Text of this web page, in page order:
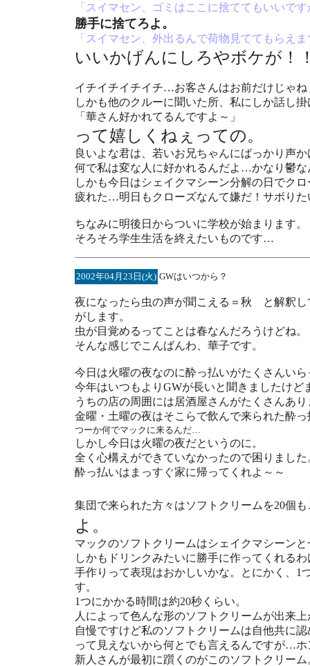
「スイマセン、ゴミはここに捨ててもいいで
勝手に捨てろよ。
「スイマセン、外出るんで荷物見ててもらえ
いいかげんにしろやボケが！
イチイチイチイチ…お客さんはお前だけじゃね
しかも他のクルーに聞いた所、私にしか話し
「華さん好かれてるんですよ～」
って嬉しくねぇっての。
良いよな君は、若いお兄ちゃんにばっかり声
何で私は変な人に好かれるんだよ…かなり鬱な
しかも今日はシェイクマシーン分解の日でク
疲れた…明日もクローズなんて嫌だ！サボり
ちなみに明後日からついに学校が始まります。
そろそろ学生生活を終えたいものです…
2002年04月23日(火) GWはいつから？
夜になったら虫の声が聞こえる＝秋 と解釈し
がします。
虫が目覚めるってことは春なんだろうけどね。
そんな感じでこんばんわ、華子です。
今日は火曜の夜なのに酔っ払いがたくさんい
今年はいつもよりGWが長いと聞きましたけ
うちの店の周囲には居酒屋さんがたくさんあ
金曜・土曜の夜はそこらで飲んで来られた酔
つーか何でマックに来るんだ…
しかし今日は火曜の夜だというのに。
全く心構えができていなかったので困りまし
酔っ払いはまっすぐ家に帰ってくれよ～～
集団で来られた方々はソフトクリームを20個
よ。
マックのソフトクリームはシェイクマシーン
しかもドリンクみたいに勝手に作ってくれる
手作りって表現はおかしいかな。とにかく、1
す。
1つにかかる時間は約20秒くらい。
人によって色んな形のソフトクリームが出来
自慢ですけど私のソフトクリームは自他共に
って見えないから何とでも言えるんですが…
新人さんが最初に躓くのがこのソフトクリー